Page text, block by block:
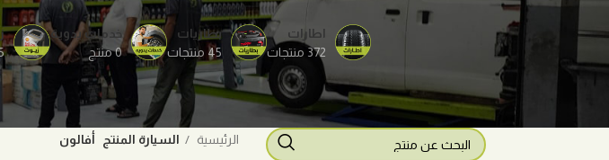
اطارات
372 منتجات
بطاريات
45 منتجات
خدمات يدوية
0 منتج
الرئيسية السيارة المنتج أفالون